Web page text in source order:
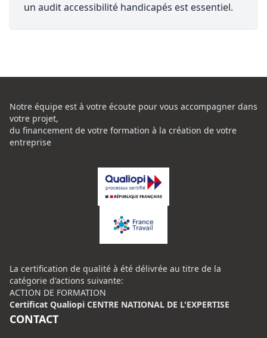
un audit accessibilité handicapés est essentiel.
Notre équipe est à votre écoute pour vous accompagner dans
votre projet,
du financement de votre formation à la création de votre
entreprise
La certification de qualité à été délivrée au titre de la
catégorie d'actions suivante:
ACTION DE FORMATION
Certificat Qualiopi CENTRE NATIONAL DE L'EXPERTISE
CONTACT